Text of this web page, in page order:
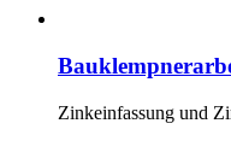
Zinkeinfassung und